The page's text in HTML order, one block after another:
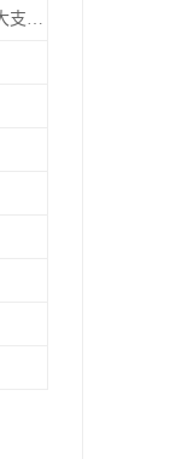
CPU：667MHz,内存：256M，扩展存储最大支持32G，标配2G，可以海量存储数据